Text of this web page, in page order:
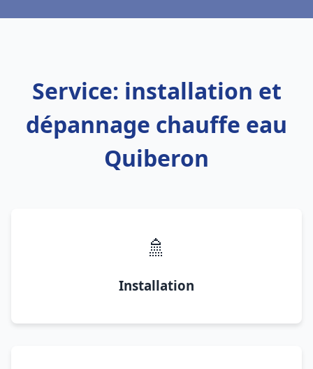
Service: installation et
dépannage chauffe eau
Quiberon
🚿
Installation